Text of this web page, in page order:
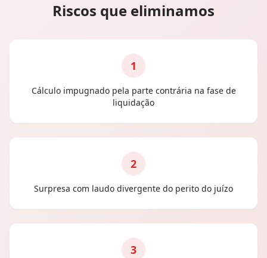
Riscos que eliminamos
1
Cálculo impugnado pela parte contrária na fase de
liquidação
2
Surpresa com laudo divergente do perito do juízo
3